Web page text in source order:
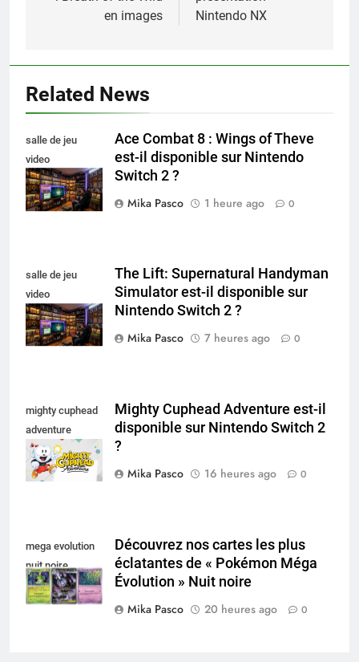
en images
Nintendo NX
Related News
salle de jeu
video
collectionneur
Ace Combat 8 : Wings of Theve
est-il disponible sur Nintendo
Switch 2 ?
Mika Pasco
1 heure ago 0
salle de jeu
video
collectionneur
The Lift: Supernatural Handyman
Simulator est-il disponible sur
Nintendo Switch 2 ?
Mika Pasco
7 heures ago 0
mighty cuphead
adventure
nintendo switch
Mighty Cuphead Adventure est-il
disponible sur Nintendo Switch 2
?
Mika Pasco
16 heures ago 0
mega evolution
nuit noire
Découvrez nos cartes les plus
éclatantes de « Pokémon Méga
Évolution » Nuit noire
Mika Pasco
20 heures ago 0